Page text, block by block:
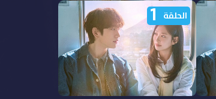
مشاهدة مسلسل Still Shining
الحلقة 6 مترجمة
الحلقة 1